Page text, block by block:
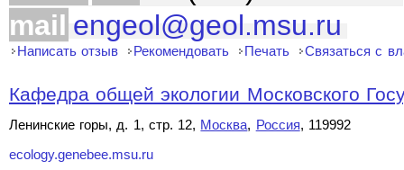
mail engeol@geol.msu.ru
Написать отзыв Рекомендовать Печать Связаться с
Кафедра общей экологии Московского
Ленинские горы, д. 1, стр. 12, Москва, Россия, 119992
ecology.genebee.msu.ru